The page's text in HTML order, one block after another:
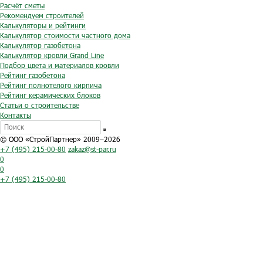
Расчёт сметы
Рекомендуем строителей
Калькуляторы и рейтинги
Калькулятор стоимости частного дома
Калькулятор газобетона
Калькулятор кровли Grand Line
Подбор цвета и материалов кровли
Рейтинг газобетона
Рейтинг полнотелого кирпича
Рейтинг керамических блоков
Статьи о строительстве
Контакты
© ООО «СтройПартнер» 2009–2026
+7 (495) 215-00-80 zakaz@st-par.ru
0
0
+7 (495) 215-00-80